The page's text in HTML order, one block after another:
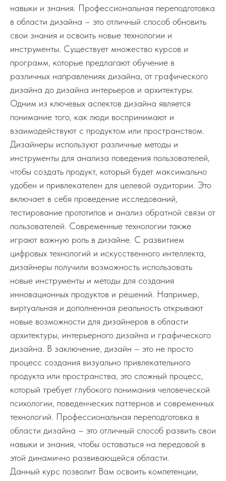
навыки и знания. Профессиональная переподготовка
в области дизайна – это отличный способ обновить
свои знания и освоить новые технологии и
инструменты. Существует множество курсов и
программ, которые предлагают обучение в
различных направлениях дизайна, от графического
дизайна до дизайна интерьеров и архитектуры.
Одним из ключевых аспектов дизайна является
понимание того, как люди воспринимают и
взаимодействуют с продуктом или пространством.
Дизайнеры используют различные методы и
инструменты для анализа поведения пользователей,
чтобы создать продукт, который будет максимально
удобен и привлекателен для целевой аудитории. Это
включает в себя проведение исследований,
тестирование прототипов и анализ обратной связи от
пользователей. Современные технологии также
играют важную роль в дизайне. С развитием
цифровых технологий и искусственного интеллекта,
дизайнеры получили возможность использовать
новые инструменты и методы для создания
инновационных продуктов и решений. Например,
виртуальная и дополненная реальность открывают
новые возможности для дизайнеров в области
архитектуры, интерьерного дизайна и графического
дизайна. В заключение, дизайн – это не просто
процесс создания визуально привлекательного
продукта или пространства, это сложный процесс,
который требует глубокого понимания человеческой
психологии, поведенческих паттернов и современных
технологий. Профессиональная переподготовка в
области дизайна – это отличный способ развить свои
навыки и знания, чтобы оставаться на передовой в
этой динамично развивающейся области.
Данный курс позволит Вам освоить компетенции,